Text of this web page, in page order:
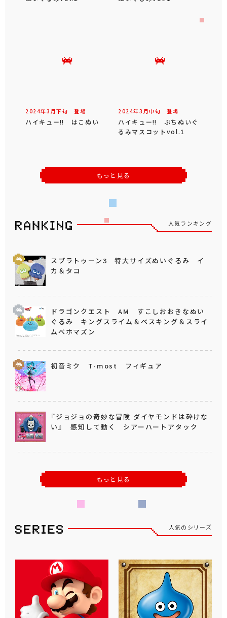
2024年3 月下旬 登場
ハイキュー‼ はこぬい
2024年3 月中旬 登場
ハイキュー‼ ぷちぬいぐ
るみマスコットvol.1
もっと見る
人気ランキング
スプラトゥーン3 特大サイズぬいぐるみ イ
カ＆タコ
ドラゴンクエスト AM すこしおおきなぬい
ぐるみ キングスライム＆ベスキング＆スライ
ムベホマズン
初音ミク T-most フィギュア
『ジョジョの奇妙な冒険 ダイヤモンドは砕けな
い』 感知して動く シアーハートアタック
もっと見る
人気のシリーズ